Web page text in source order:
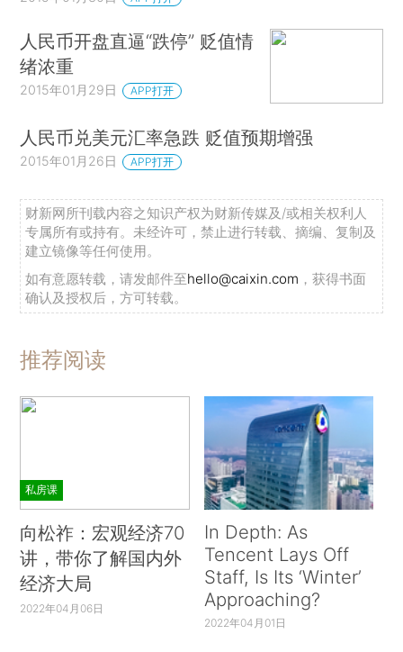
人民币开盘直逼“跌停” 贬值情
绪浓重
2015年01月29日 APP打开
人民币兑美元汇率急跌 贬值预期增强
2015年01月26日 APP打开
财新网所刊载内容之知识产权为财新传媒及/或相关权利人
专属所有或持有。未经许可，禁止进行转载、摘编、复制及
建立镜像等任何使用。
如有意愿转载，请发邮件至hello@caixin.com ，获得书面
确认及授权后，方可转载。
推荐阅读
私房课
向松祚：宏观经济70
讲，带你了解国内外
经济大局
2022年04月06日
In Depth: As
Tencent Lays Off
Staff, Is Its ‘Winter’
Approaching?
2022年04月01日